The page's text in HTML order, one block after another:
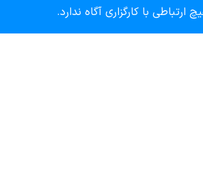
با کارگزاری آگاه ندارد.